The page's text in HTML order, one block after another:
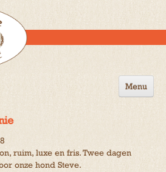
Menu
Omgeving
ruim, luxe en fris. Twee dagen
onze hond Steve.